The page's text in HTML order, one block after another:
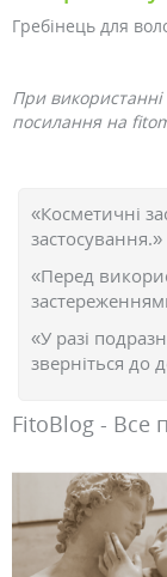
Гребінець для
При використанні
посилання на
«Косметичні
застосування.»
«Перед
«У разі
зверніться до
FitoBlog - Все